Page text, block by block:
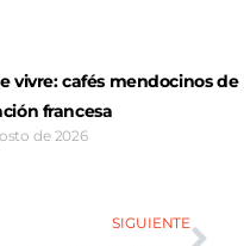
vivre: cafés mendocinos de
francesa
de 2026
SIGUIENTE